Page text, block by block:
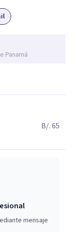
en la profesión y
de más de 25
Panamá
B/. 65
mensaje